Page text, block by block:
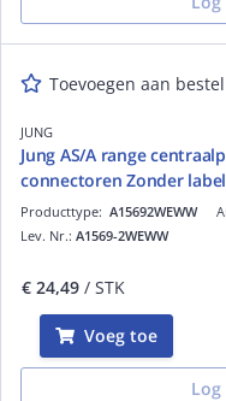
Toevoegen aan
JUNG
Jung AS/A range
connectoren Zonder
Producttype: A15692WEWW
Lev. Nr.: A1569-2WEWW
€ 24,49 / STK
Voeg toe